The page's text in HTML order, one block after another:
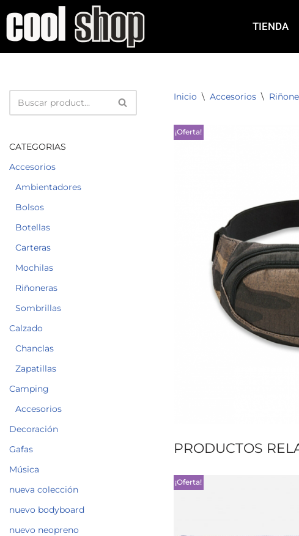
Saltar
TIENDA
CATEGORIAS
Accesorios
Ambientadores
Bolsos
Botellas
Carteras
Mochilas
Riñoneras
Sombrillas
Calzado
Chanclas
Zapatillas
Camping
Accesorios
Decoración
Gafas
Música
nueva colección
nuevo bodyboard
nuevo neopreno
Inicio \ Accesorios \
¡Oferta!
PRODUCTOS
¡Oferta!